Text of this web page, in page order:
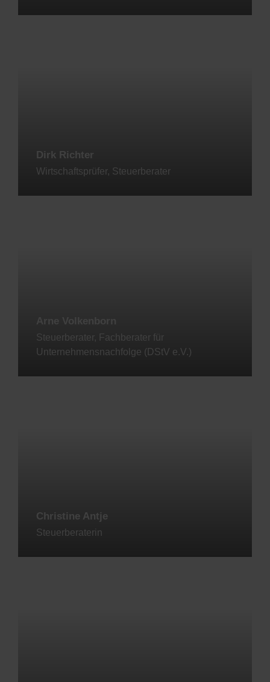
Jetzt kontaktieren
Dirk Richter
Wirtschaftsprüfer, Steuerberater
Jetzt kontaktieren
Steuerberater, Fachberater für
Unternehmensnachfolge (DStV e.V.)
Jetzt kontaktieren
Christine Antje
Steuerberaterin
Jetzt kontaktieren